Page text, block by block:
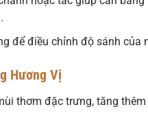
để điều chỉnh độ sánh của
Hương Vị
thơm đặc trưng, tăng